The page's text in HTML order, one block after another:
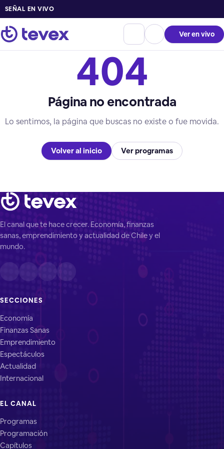
SEÑAL EN VIVO
Ver en vivo
404
Página no encontrada
Lo sentimos, la página que buscas no existe o fue movida.
Volver al inicio Ver programas
El canal que te hace crecer. Economía, finanzas
sanas, emprendimiento y actualidad de Chile y el
mundo.
SECCIONES
Economía
Finanzas Sanas
Emprendimiento
Espectáculos
Actualidad
Internacional
EL CANAL
Programas
Programación
Capítulos